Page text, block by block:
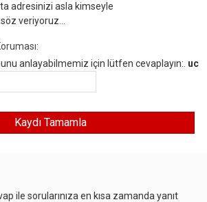
adresinizi asla kimseyle
veriyoruz...
anlayabilmemiz için lütfen cevaplayın:. uc
ile sorularınıza en kısa zamanda yanıt